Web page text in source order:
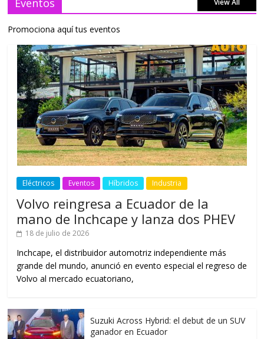
Eventos View All
Promociona aquí tus eventos
Eléctricos Eventos Híbridos Industria
Volvo reingresa a Ecuador de la
mano de Inchcape y lanza dos PHEV
18 de julio de 2026
Inchcape, el distribuidor automotriz independiente más
grande del mundo, anunció en evento especial el regreso de
Volvo al mercado ecuatoriano,
Suzuki Across Hybrid: el debut de un SUV
ganador en Ecuador